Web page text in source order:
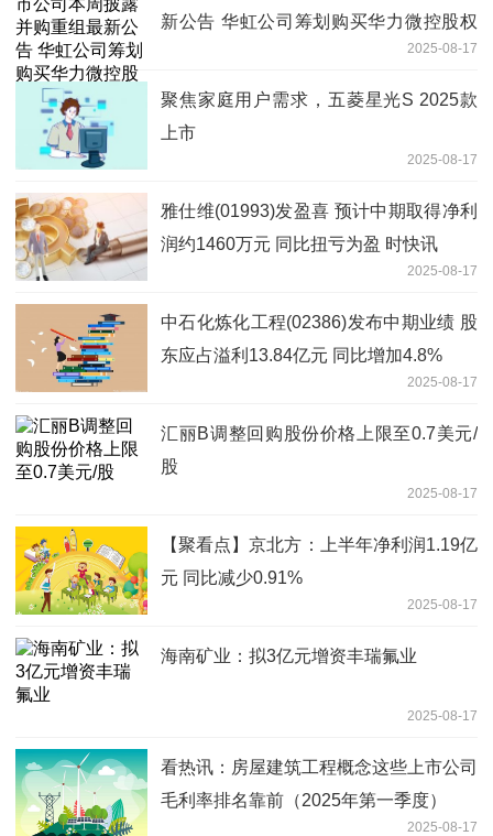
新公告 华虹公司筹划购买华力微控股权
2025-08-17
聚焦家庭用户需求，五菱星光S 2025款
上市
2025-08-17
雅仕维(01993)发盈喜 预计中期取得净利
润约1460万元 同比扭亏为盈 时快讯
2025-08-17
中石化炼化工程(02386)发布中期业绩 股
东应占溢利13.84亿元 同比增加4.8%
2025-08-17
汇丽B调整回购股份价格上限至0.7美元/
股
2025-08-17
【聚看点】京北方：上半年净利润1.19亿
元 同比减少0.91%
2025-08-17
海南矿业：拟3亿元增资丰瑞氟业
2025-08-17
看热讯：房屋建筑工程概念这些上市公司
毛利率排名靠前（2025年第一季度）
2025-08-17